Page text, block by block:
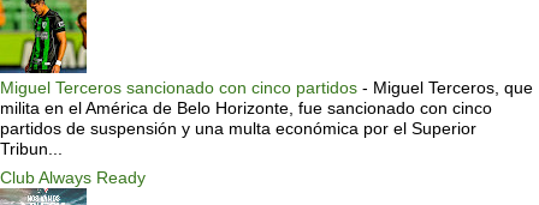
Miguel Terceros sancionado con cinco partidos - Miguel Terceros, que
milita en el América de Belo Horizonte, fue sancionado con cinco
partidos de suspensión y una multa económica por el Superior
Tribun...
Club Always Ready